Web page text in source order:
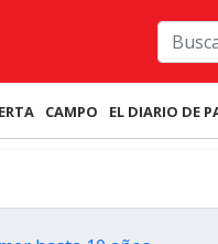
CAMPO EL DIARIO DE